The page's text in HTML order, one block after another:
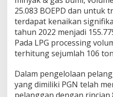
25.083 BOEPD dan untuk
terdapat kenaikan
tahun 2022 menjadi
Pada LPG processing
terhitung sejumlah 106
Dalam pengelolaan
yang dimiliki PGN telah